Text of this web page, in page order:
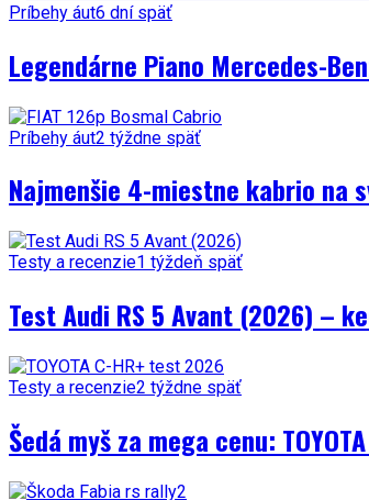
Príbehy áut6 dní späť
Legendárne Piano Mercedes-
Príbehy áut2 týždne späť
Najmenšie 4-miestne kabrio na
Testy a recenzie1 týždeň späť
Test Audi RS 5 Avant (2026) –
Testy a recenzie2 týždne späť
Šedá myš za mega cenu: